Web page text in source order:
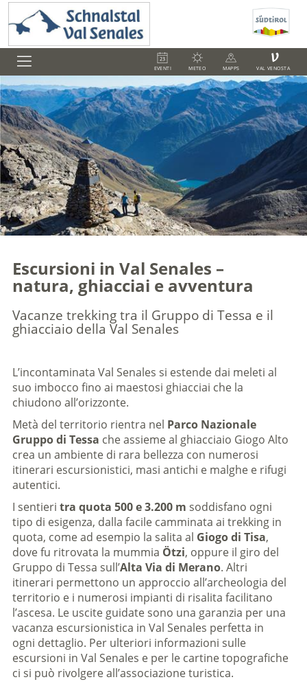
EVENTI METEO MAPPS
V
VAL VENOSTA
Escursioni in Val Senales –
natura, ghiacciai e avventura
Vacanze trekking tra il Gruppo di Tessa e il
ghiacciaio della Val Senales
L’incontaminata Val Senales si estende dai meleti al
suo imbocco fino ai maestosi ghiacciai che la
chiudono all’orizzonte.
Metà del territorio rientra nel Parco Nazionale
Gruppo di Tessa che assieme al ghiacciaio Giogo Alto
crea un ambiente di rara bellezza con numerosi
itinerari escursionistici, masi antichi e malghe e rifugi
autentici.
I sentieri tra quota 500 e 3.200 m soddisfano ogni
tipo di esigenza, dalla facile camminata ai trekking in
quota, come ad esempio la salita al Giogo di Tisa,
dove fu ritrovata la mummia Ötzi, oppure il giro del
Gruppo di Tessa sull’Alta Via di Merano. Altri
itinerari permettono un approccio all’archeologia del
territorio e i numerosi impianti di risalita facilitano
l’ascesa. Le uscite guidate sono una garanzia per una
vacanza escursionistica in Val Senales perfetta in
ogni dettaglio. Per ulteriori informazioni sulle
escursioni in Val Senales e per le cartine topografiche
ci si può rivolgere all’associazione turistica.